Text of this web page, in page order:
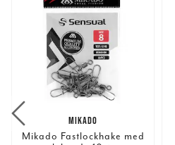
MIKADO
Mikado Fastlockhake med